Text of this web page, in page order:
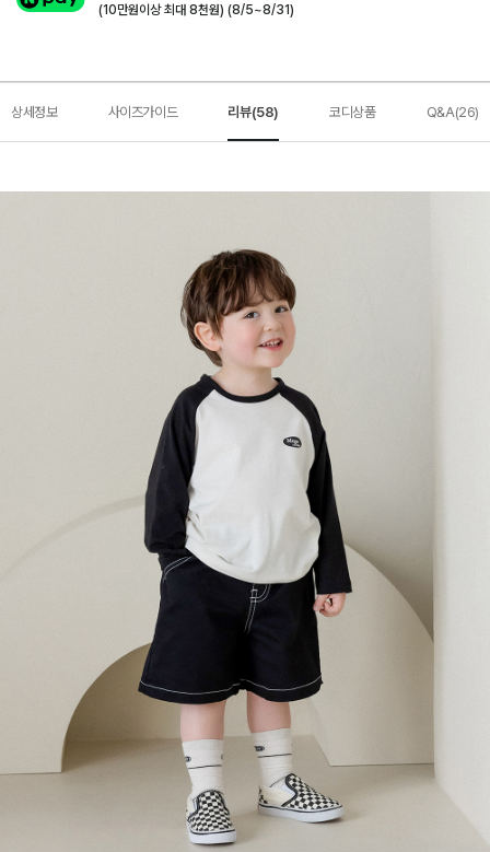
(10만원이상 최대 8천원) (8/5~8/31)
상세정보 사이즈가이드 리뷰(58) 코디상품 Q&A(26)